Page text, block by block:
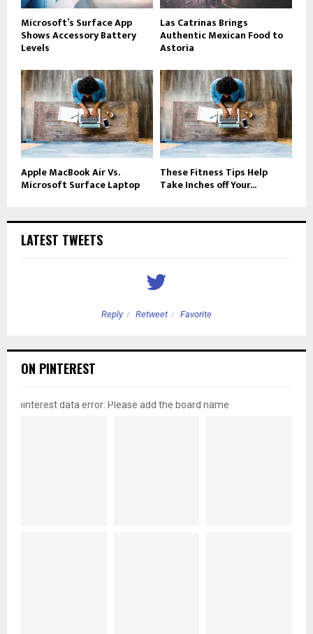
Microsoft’s Surface App
Shows Accessory Battery
Levels
Las Catrinas Brings
Authentic Mexican Food to
Astoria
Apple MacBook Air Vs.
Microsoft Surface Laptop
These Fitness Tips Help
Take Inches off Your...
LATEST TWEETS
Reply Retweet Favorite
ON PINTEREST
pinterest data error: Please add the board name